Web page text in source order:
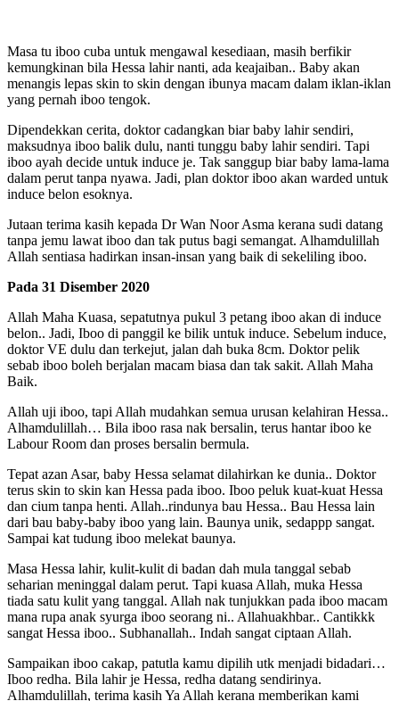
Masa tu iboo cuba untuk mengawal kesediaan, masih berfikir
kemungkinan bila Hessa lahir nanti, ada keajaiban.. Baby akan
menangis lepas skin to skin dengan ibunya macam dalam iklan-iklan
yang pernah iboo tengok.
Dipendekkan cerita, doktor cadangkan biar baby lahir sendiri,
maksudnya iboo balik dulu, nanti tunggu baby lahir sendiri. Tapi
iboo ayah decide untuk induce je. Tak sanggup biar baby lama-lama
dalam perut tanpa nyawa. Jadi, plan doktor iboo akan warded untuk
induce belon esoknya.
Jutaan terima kasih kepada Dr Wan Noor Asma kerana sudi datang
tanpa jemu lawat iboo dan tak putus bagi semangat. Alhamdulillah
Allah sentiasa hadirkan insan-insan yang baik di sekeliling iboo.
Pada 31 Disember 2020
Allah Maha Kuasa, sepatutnya pukul 3 petang iboo akan di induce
belon.. Jadi, Iboo di panggil ke bilik untuk induce. Sebelum induce,
doktor VE dulu dan terkejut, jalan dah buka 8cm. Doktor pelik
sebab iboo boleh berjalan macam biasa dan tak sakit. Allah Maha
Baik.
Allah uji iboo, tapi Allah mudahkan semua urusan kelahiran Hessa..
Alhamdulillah… Bila iboo rasa nak bersalin, terus hantar iboo ke
Labour Room dan proses bersalin bermula.
Tepat azan Asar, baby Hessa selamat dilahirkan ke dunia.. Doktor
terus skin to skin kan Hessa pada iboo. Iboo peluk kuat-kuat Hessa
dan cium tanpa henti. Allah..rindunya bau Hessa.. Bau Hessa lain
dari bau baby-baby iboo yang lain. Baunya unik, sedappp sangat.
Sampai kat tudung iboo melekat baunya.
Masa Hessa lahir, kulit-kulit di badan dah mula tanggal sebab
seharian meninggal dalam perut. Tapi kuasa Allah, muka Hessa
tiada satu kulit yang tanggal. Allah nak tunjukkan pada iboo macam
mana rupa anak syurga iboo seorang ni.. Allahuakhbar.. Cantikkk
sangat Hessa iboo.. Subhanallah.. Indah sangat ciptaan Allah.
Sampaikan iboo cakap, patutla kamu dipilih utk menjadi bidadari…
Iboo redha. Bila lahir je Hessa, redha datang sendirinya.
Alhamdulillah, terima kasih Ya Allah kerana memberikan kami